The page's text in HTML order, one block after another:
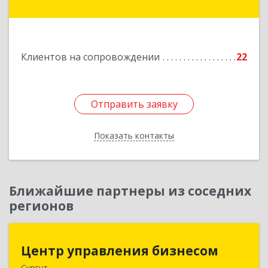
Клиентов на сопровождении 22
Отправить заявку
Показать контакты
Подробнее
Отправить заявку
Назад
Ближайшие партнеры из соседних
регионов
Центр управления бизнесом
Центр управления бизнесом